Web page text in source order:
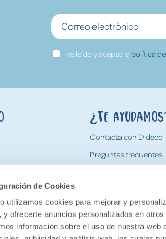
de Cookies
utilizamos cookies para mejorar y
y ofrecerte anuncios personalizados en
información sobre el uso de nuestra
He leído y acepto la política
¿Te
Contacta con Dideco
Preguntas frecuentes
Devoluciones